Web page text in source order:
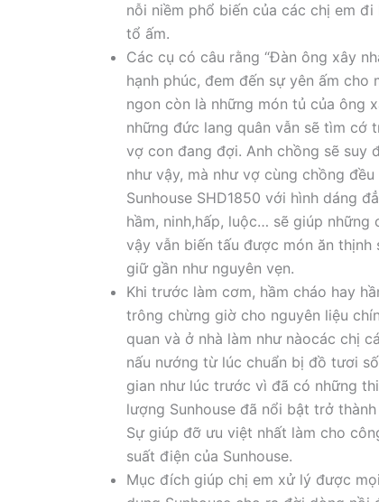
nỗi niềm phổ biến của các chị em
tổ ấm.
Các cụ có câu rằng “Đàn ông xây
hạnh phúc, đem đến sự yên ấm
ngon còn là những món tủ của ông
những đức lang quân vẫn sẽ tìm cớ
vợ con đang đợi. Anh chồng sẽ suy
như vậy, mà như vợ cùng chồng
Sunhouse SHD1850 với hình dáng
hầm, ninh,hấp, luộc… sẽ giúp
vậy vẫn biến tấu được món ăn
giữ gần như nguyên vẹn.
Khi trước làm cơm, hầm cháo hay
trông chừng giờ cho nguyên liệu
quan và ở nhà làm như nàocác chị
nấu nướng từ lúc chuẩn bị đồ tươi
gian như lúc trước vì đã có những
lượng Sunhouse đã nổi bật trở
Sự giúp đỡ ưu việt nhất làm cho
suất điện của Sunhouse.
Mục đích giúp chị em xử lý được